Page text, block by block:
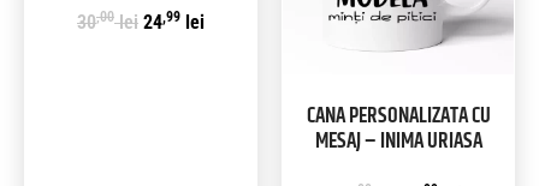
30,00 lei 24,99 lei
CANA PERSONALIZATA CU
MESAJ – INIMA URIASA